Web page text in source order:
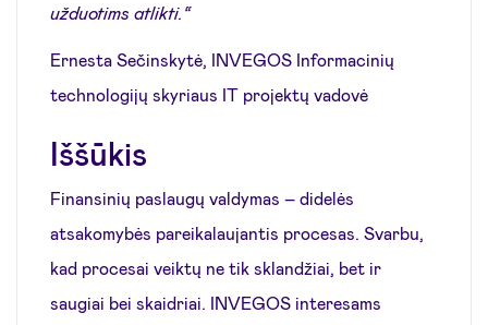
užduotims atlikti.“
Ernesta Sečinskytė, INVEGOS Informacinių
technologijų skyriaus IT projektų vadovė
Iššūkis
Finansinių paslaugų valdymas – didelės
atsakomybės pareikalaujantis procesas. Svarbu,
kad procesai veiktų ne tik sklandžiai, bet ir
saugiai bei skaidriai. INVEGOS interesams